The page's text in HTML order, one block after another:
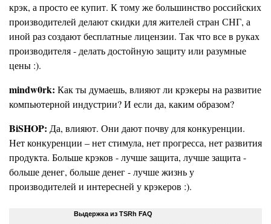
крэк, а просто ее купит. К тому же большинство российских
производителей делают скидки для жителей стран СНГ, а
иной раз создают бесплатные лицензии. Так что все в руках
производителя - делать достойную защиту или разумные
цены :).
mindw0rk: Как ты думаешь, влияют ли крэкеры на развитие
компьютерной индустрии? И если да, каким образом?
BiSHOP: Да, влияют. Они дают почву для конкуренции.
Нет конкуренции – нет стимула, нет прогресса, нет развития
продукта. Больше крэков - лучше защита, лучше защита -
больше денег, больше денег - лучше жизнь у
производителей и интересней у крэкеров :).
Выдержка из TSRh FAQ